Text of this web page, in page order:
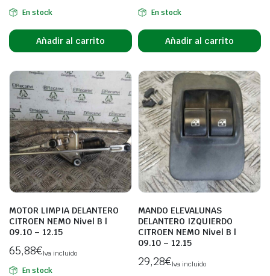
En stock
Añadir al carrito
En stock
Añadir al carrito
MOTOR LIMPIA DELANTERO
CITROEN NEMO Nivel B |
09.10 – 12.15
65,88€Iva incluido
En stock
MANDO ELEVALUNAS
DELANTERO IZQUIERDO
CITROEN NEMO Nivel B |
09.10 – 12.15
29,28€Iva incluido